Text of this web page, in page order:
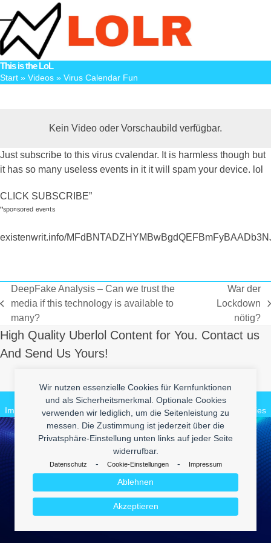
to
content
Wir nutzen essenzielle Cookies für Kernfunktionen
und als Sicherheitsmerkmal. Optionale Cookies
verwenden wir lediglich, um die Seitenleistung zu
messen. Die Zustimmung ist jederzeit über die
Privatsphäre-Einstellung unten links auf jeder Seite
widerrufbar.
Datenschutz - Cookie-Einstellungen - Impressum
Akzeptieren
Ablehnen
Open
mobile
menu
Close
mobile
menu
This is the LoL
Start » Videos » Virus Calendar Fun
Kein Video oder Vorschaubild verfügbar.
Just subscribe to this virus cvalendar. It is harmless though but
it has so many useless events in it it will spam your device. lol
CLICK SUBSCRIBE”
”ˢᵖᵒⁿˢᵒʳᵉᵈ ᵉᵛᵉⁿᵗˢ
existenwrit.info/
vorheriger
Beitrag:
DeepFake Analysis – Can we trust the
media if this technology is available to
many?
Nächster
Beitrag:
War der
Lockdown
nötig?
High Quality Uberlol Content for You. Contact us
And Send Us Yours!
Make it Lol
© 2026enym - medienkompetenz
ImpressumDatenschutzenym.com CuteBlogBeautyVideos.de Cookies